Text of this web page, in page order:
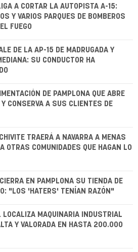
A CORTAR LA AUTOPISTA A-15:
Y VARIOS PARQUES DE BOMBEROS
FUEGO
DE LA AP-15 DE MADRUGADA Y
SU CONDUCTOR HA
DE PAMPLONA QUE ABRE
CONSERVA A SUS CLIENTES DE
TRAERÁ A NAVARRA A MENAS
OTRAS COMUNIDADES QUE HAGAN LO
EN PAMPLONA SU TIENDA DE
"LOS 'HATERS' TENÍAN RAZÓN"
LOCALIZA MAQUINARIA INDUSTRIAL
Y VALORADA EN HASTA 200.000